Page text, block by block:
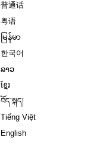
普通话
粤语
မြန်မာ
한국어
ລາວ
ខ្មែរ
བོད་སྐད།
Tiếng Việt
English